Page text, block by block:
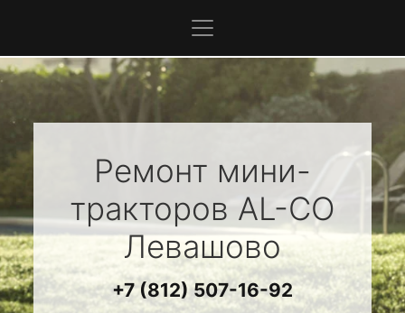
Ремонт мини-
тракторов AL-CO
Левашово
+7 (812) 507-16-92